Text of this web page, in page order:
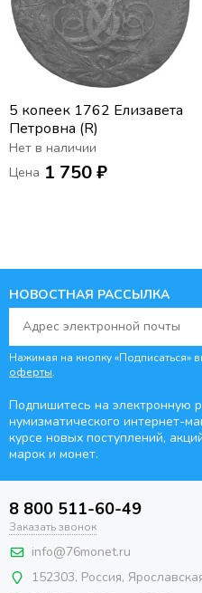
5 копеек 1762 Елизавета
Петровна (R)
Нет в наличии
Цена 1 750 ₽
НОВОСТНАЯ РАССЫЛКА
Нажимая на кнопку «Подписаться»
оферты.
Подпишитесь на электронную
нумизматического интернет-
курсе новых поступлений,
марок и монет.
8 800 511-60-49
Заказать звонок
info@76monet.ru
152303, Россия,